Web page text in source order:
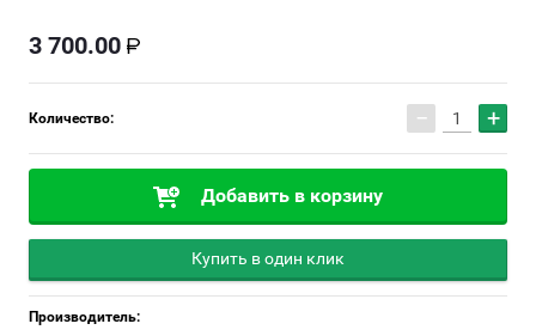
3 700.00
Количество: − +
Добавить в корзину
Купить в один клик
Производитель: